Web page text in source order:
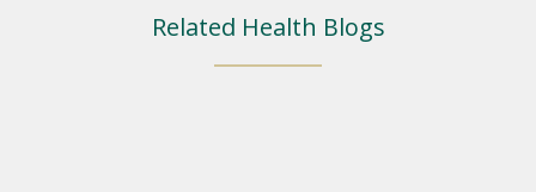
Related Health Blogs